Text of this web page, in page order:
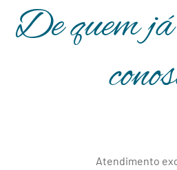
De quem
Atendimento